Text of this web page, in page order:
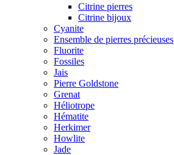
Citrine pierres
Citrine bijoux
Cyanite
Ensemble de pierres précieuses
Fluorite
Fossiles
Jais
Pierre Goldstone
Grenat
Héliotrope
Hématite
Herkimer
Howlite
Jade